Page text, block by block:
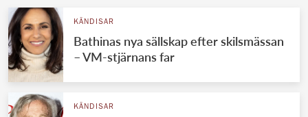
UTLÄNDSKT
VÄRLDENS KUNGAHUS
KÄNDISAR
Bathinas nya sällskap efter skilsmässan
– VM-stjärnans far
KÄNDISAR